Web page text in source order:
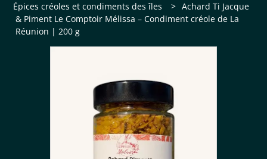
Épices créoles et condiments des îles
> Achard Ti Jacque
& Piment Le Comptoir Mélissa – Condiment créole de La
Réunion | 200 g